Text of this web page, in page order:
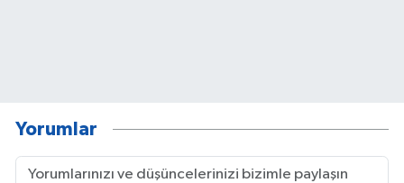
Yorumlar